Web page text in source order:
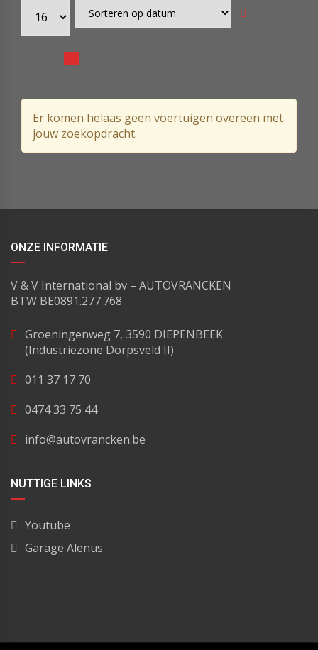
Er komen helaas geen voertuigen overeen met
jouw zoekopdracht.
ONZE INFORMATIE
V & V International bv – AUTOVRANCKEN
BTW BE0891.277.768
Groeningenweg 7, 3590 DIEPENBEEK
(Industriezone Dorpsveld II)
011 37 17 70
0474 33 75 44
info@autovrancken.be
NUTTIGE LINKS
Youtube
Garage Alenus